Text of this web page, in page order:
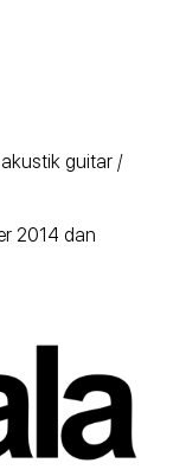
guitar /
2014 dan